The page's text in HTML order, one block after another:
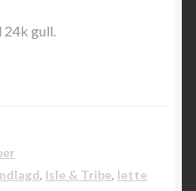
24k gull.
, Isle & Tribe, lette